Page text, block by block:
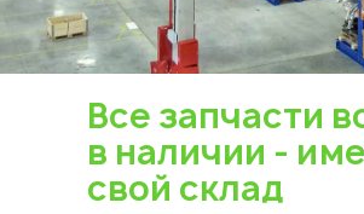
Все запчасти
в наличии -
свой склад